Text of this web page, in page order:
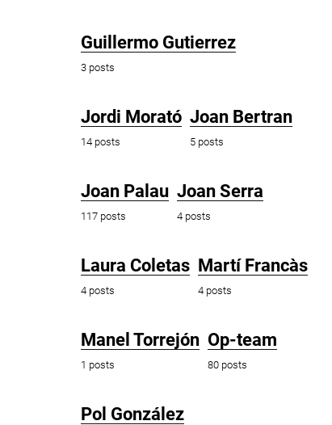
Guillermo Gutierrez
3 posts
Jordi Morató
14 posts
Joan Bertran
5 posts
Joan Palau
117 posts
Joan Serra
4 posts
Laura Coletas
4 posts
Martí Francàs
4 posts
Manel Torrejón
1 posts
Op-team
80 posts
Pol González